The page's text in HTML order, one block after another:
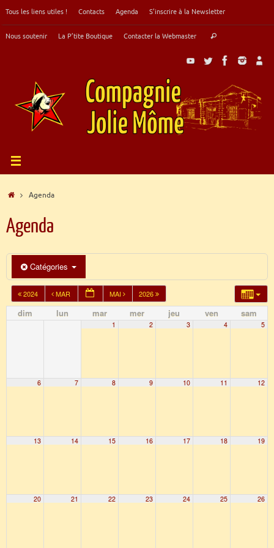
au
Tous les liens utiles ! Contacts Agenda S’inscrire à la Newsletter
Nous soutenir La P’tite Boutique Contacter la Webmaster Rechercher
Accueil
Agenda
Agenda
Catégories
2024 MAR MAI 2026
dim lun mar mer jeu ven sam
1 2 3 4 5
6 7 8 9 10 11 12
13 14 15 16 17 18 19
20 21 22 23 24 25 26